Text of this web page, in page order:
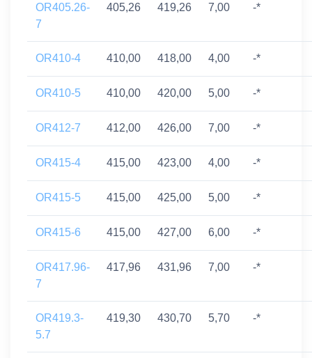
OR405.26-
7
405,26 419,26 7,00 -*
OR410-4 410,00 418,00 4,00 -*
OR410-5 410,00 420,00 5,00 -*
OR412-7 412,00 426,00 7,00 -*
OR415-4 415,00 423,00 4,00 -*
OR415-5 415,00 425,00 5,00 -*
OR415-6 415,00 427,00 6,00 -*
OR417.96-
7
417,96 431,96 7,00 -*
OR419.3-
5.7
419,30 430,70 5,70 -*